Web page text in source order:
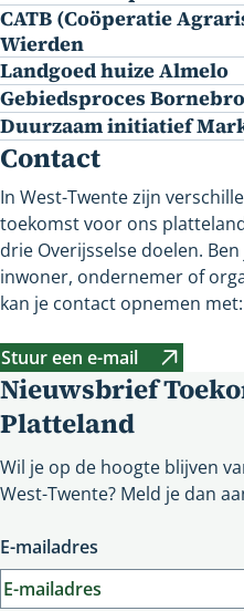
CATB (Coöperatie
Wierden
Landgoed huize Almelo
Gebiedsproces
Duurzaam initiatief
Contact
In West-Twente zijn
toekomst voor ons
drie Overijsselse doelen.
inwoner, ondernemer of
kan je contact opnemen met:
Stuur een e-mail
Verwijst
naar
een
website
Nieuwsbrief
Platteland
Wil je op de hoogte blijven
West-Twente? Meld je dan
E-mailadres